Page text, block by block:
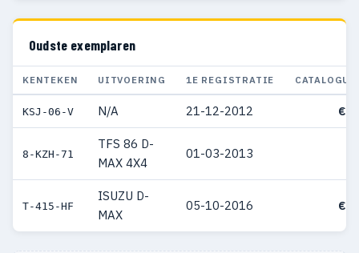
Oudste exemplaren
KENTEKEN UITVOERING 1E REGISTRATIE
KSJ-06-V N/A 21-12-2012 €
8-KZH-71
TFS 86 D-
MAX 4X4
01-03-2013
T-415-HF
ISUZU D-
MAX
05-10-2016 €